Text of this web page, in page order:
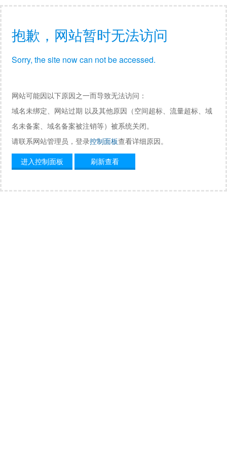
抱歉，网站暂时无法访问
Sorry, the site now can not be accessed.
网站可能因以下原因之一而导致无法访问：
域名未绑定、网站过期 以及其他原因（空间超标、流量超标、域
名未备案、域名备案被注销等）被系统关闭。
请联系网站管理员，登录控制面板查看详细原因。
进入控制面板
刷新查看